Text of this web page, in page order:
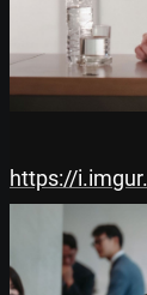
https://